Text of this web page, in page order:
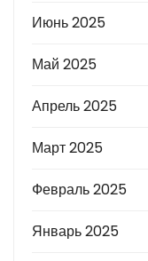
Июнь 2025
Май 2025
Апрель 2025
Март 2025
Февраль 2025
Январь 2025